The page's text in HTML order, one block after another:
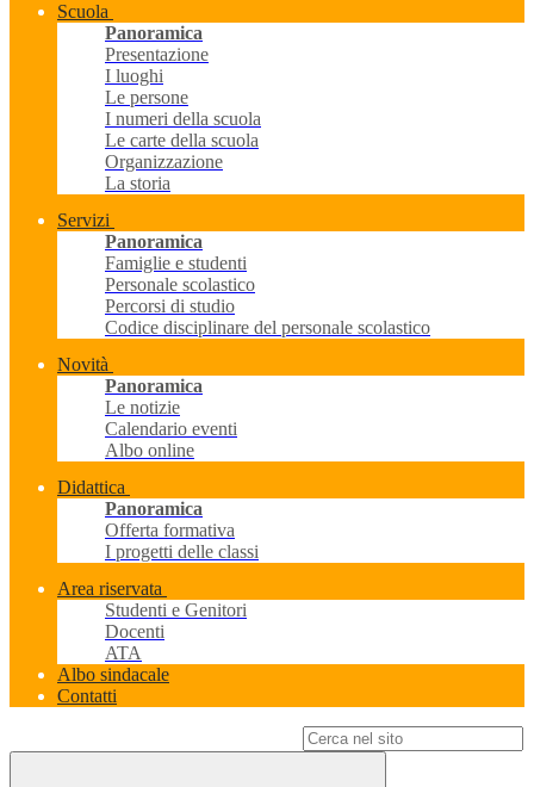
Scuola
Panoramica
Presentazione
I luoghi
Le persone
I numeri della scuola
Le carte della scuola
Organizzazione
La storia
Servizi
Panoramica
Famiglie e studenti
Personale scolastico
Percorsi di studio
Codice disciplinare del personale scolastico
Novità
Panoramica
Le notizie
Calendario eventi
Albo online
Didattica
Panoramica
Offerta formativa
I progetti delle classi
Area riservata
Studenti e Genitori
Docenti
ATA
Albo sindacale
Contatti